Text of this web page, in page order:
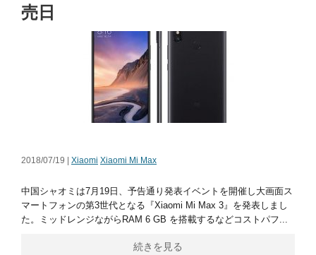
売日
2018/07/19 | Xiaomi Xiaomi Mi Max
中国シャオミは7月19日、予告通り発表イベントを開催し大画面ス
マートフォンの第3世代となる『Xiaomi Mi Max 3』を発表しまし
た。ミッドレンジながらRAM 6 GB を搭載するなどコストパフ...
続きを見る